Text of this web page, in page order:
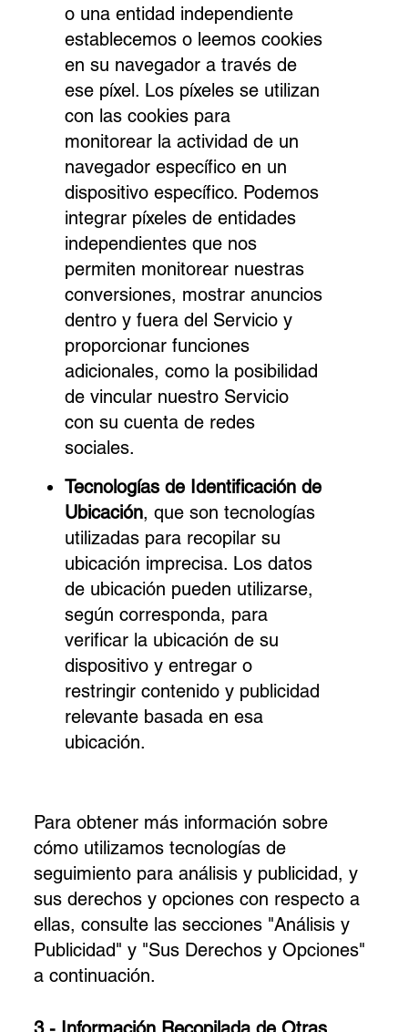
o una entidad independiente
establecemos o leemos cookies
en su navegador a través de
ese píxel. Los píxeles se utilizan
con las cookies para
monitorear la actividad de un
navegador específico en un
dispositivo específico. Podemos
integrar píxeles de entidades
independientes que nos
permiten monitorear nuestras
conversiones, mostrar anuncios
dentro y fuera del Servicio y
proporcionar funciones
adicionales, como la posibilidad
de vincular nuestro Servicio
con su cuenta de redes
sociales.
Tecnologías de Identificación de
Ubicación, que son tecnologías
utilizadas para recopilar su
ubicación imprecisa. Los datos
de ubicación pueden utilizarse,
según corresponda, para
verificar la ubicación de su
dispositivo y entregar o
restringir contenido y publicidad
relevante basada en esa
ubicación.
Para obtener más información sobre
cómo utilizamos tecnologías de
seguimiento para análisis y publicidad, y
sus derechos y opciones con respecto a
ellas, consulte las secciones "Análisis y
Publicidad" y "Sus Derechos y Opciones"
a continuación.